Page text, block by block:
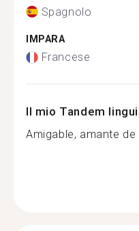
Spagnolo
IMPARA
Francese
Il mio Tandem
Amigable, amante